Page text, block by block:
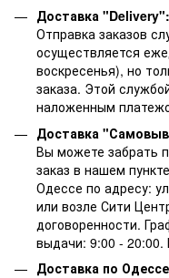
Доставка "Delivery":
Отправка заказов
осуществляется
воскресенья), но
заказа. Этой
наложенным
Доставка
Вы можете забрать
заказ в нашем
Одессе по адресу:
или возле Сити
договоренности.
выдачи: 9:00 - 20:00.
Доставка по